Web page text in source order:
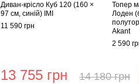
Диван-крісло Куб 120 (160 ×
97 см, синій) ІМІ
11 590 грн
Топер
Лоден
Akant
2 590
13 755 грн 14 180 грн